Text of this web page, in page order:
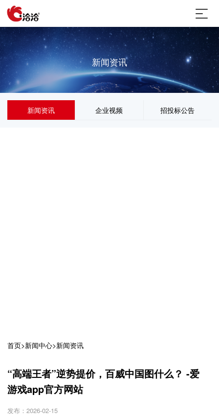
新闻资讯
新闻资讯 企业视频 招投标公告
首页>新闻中心>新闻资讯
“高端王者”逆势提价，百威中国图什么？ -爱
游戏app官方网站
发布：2026-02-15